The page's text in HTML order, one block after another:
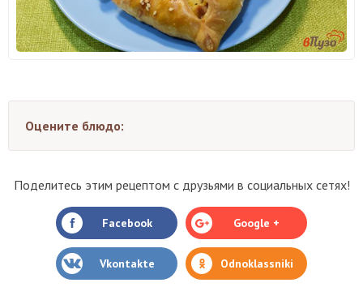
Оцените блюдо:
Поделитесь этим рецептом с друзьями в социальных сетях!
Facebook Google +
Vkontakte Odnoklassniki